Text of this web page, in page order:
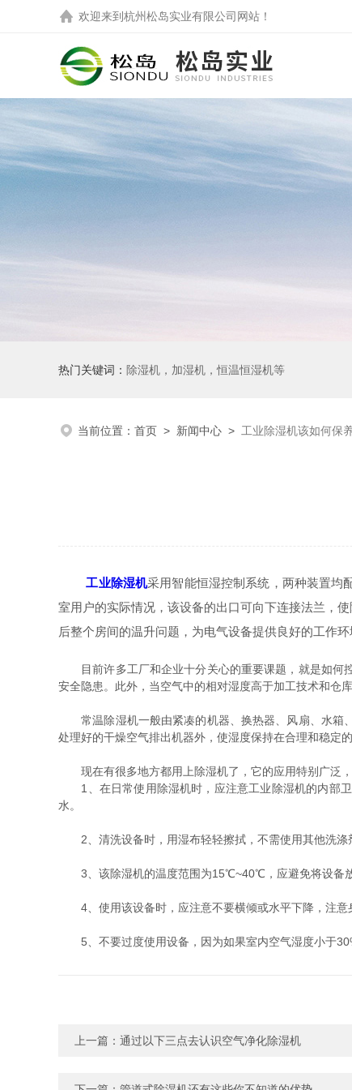
欢迎来到 杭州松岛实业有限公司 网站！
热门关键词： 除湿机，加湿机，恒温恒湿机等
当前位置： 首页 > 新闻中心 > 工业除湿机该如何保
工业除湿机采用智能恒湿控制系统，两种装置均
室用户的实际情况，该设备的出口可向下连接法兰，
后整个房间的温升问题，为电气设备提供良好的工作环
目前许多工厂和企业十分关心的重要课题，就是如何控
安全隐患。此外，当空气中的相对湿度高于加工技术和仓
常温除湿机一般由紧凑的机器、换热器、风扇、水箱、
处理好的干燥空气排出机器外，使湿度保持在合理和稳定的
现在有很多地方都用上除湿机了，它的应用特别广泛，
1、在日常使用除湿机时，应注意工业除湿机的内部卫
水。
2、清洗设备时，用湿布轻轻擦拭，不需使用其他洗涤
3、该除湿机的温度范围为15℃~40℃，应避免将设备放
4、使用该设备时，应注意不要横倾或水平下降，注意
5、不要过度使用设备，因为如果室内空气湿度小于
上一篇： 通过以下三点去认识空气净化除湿机